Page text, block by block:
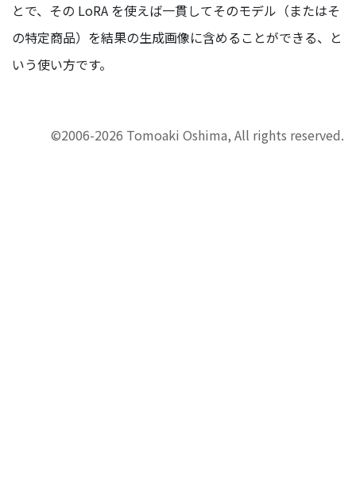
とで、その LoRA を使えば一貫してそのモデル（またはそ
の特定商品）を結果の生成画像に含めることができる、と
いう使い方です。
©2006-2026 Tomoaki Oshima, All rights reserved.